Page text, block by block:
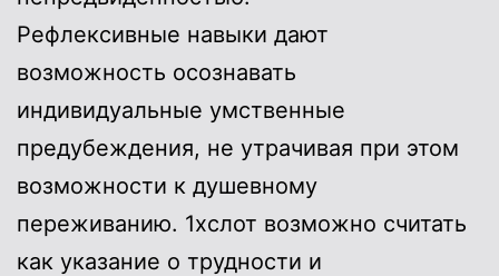
Рефлексивные навыки дают
возможность осознавать
индивидуальные умственные
предубеждения, не утрачивая при этом
возможности к душевному
переживанию. 1хслот возможно считать
как указание о трудности и